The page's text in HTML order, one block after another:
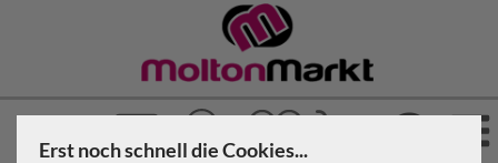
Erst noch schnell die Cookies...